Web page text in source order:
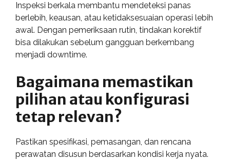
Inspeksi berkala membantu mendeteksi panas
berlebih, keausan, atau ketidaksesuaian operasi lebih
awal. Dengan pemeriksaan rutin, tindakan korektif
bisa dilakukan sebelum gangguan berkembang
menjadi downtime.
Bagaimana memastikan
pilihan atau konfigurasi
tetap relevan?
Pastikan spesifikasi, pemasangan, dan rencana
perawatan disusun berdasarkan kondisi kerja nyata.